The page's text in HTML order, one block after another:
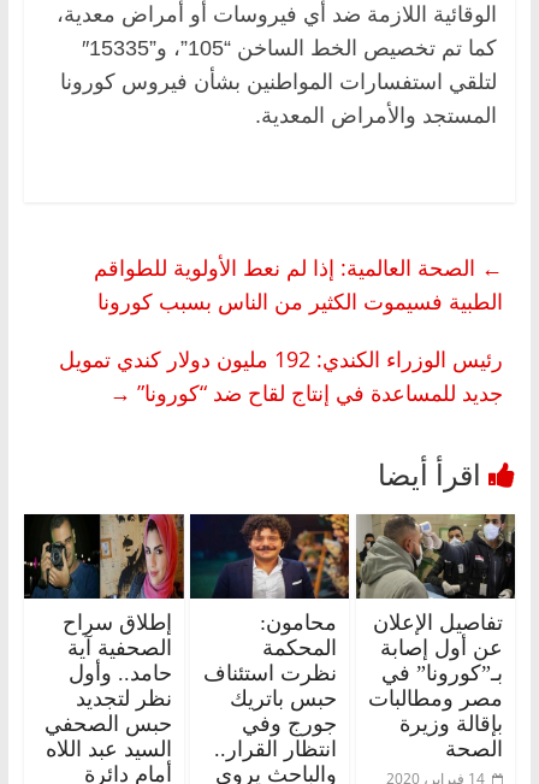
الوقائية اللازمة ضد أي فيروسات أو أمراض معدية،
كما تم تخصيص الخط الساخن “105”، و”15335″
لتلقي استفسارات المواطنين بشأن فيروس كورونا
المستجد والأمراض المعدية.
← الصحة العالمية: إذا لم نعط الأولوية للطواقم
الطبية فسيموت الكثير من الناس بسبب كورونا
رئيس الوزراء الكندي: 192 مليون دولار كندي تمويل
جديد للمساعدة في إنتاج لقاح ضد “كورونا” →
تفاصيل الإعلان
عن أول إصابة
بـ”كورونا” في
مصر ومطالبات
بإقالة وزيرة
الصحة
14 فبراير، 2020
محامون:
المحكمة
نظرت استئناف
حبس باتريك
جورج وفي
انتظار القرار..
والباحث يروي
إطلاق سراح
الصحفية آية
حامد.. وأول
نظر لتجديد
حبس الصحفي
السيد عبد اللاه
أمام دائرة